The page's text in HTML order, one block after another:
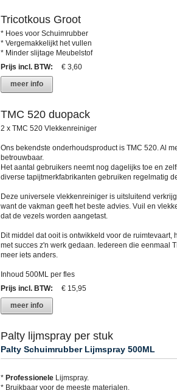
Tricotkous Groot
* Hoes voor Schuimrubber
* Vergemakkelijkt het vullen
* Minder slijtage Meubelstof
Prijs incl. BTW:
€ 3,60
meer info
TMC 520 duopack
2 x TMC 520 Vlekkenreiniger
Ons bekendste onderhoudsproduct is TMC 520. Al
betrouwbaar.
Het aantal gebruikers neemt nog dagelijks toe en
diverse tapijtmerkfabrikanten gebruiken regelmatig
Deze universele vlekkenreiniger is uitsluitend
want de vakman geeft het beste advies. Vuil en
dat de vezels worden aangetast.
Dit middel dat ooit is ontwikkeld voor de ruimtevaart,
met succes z'n werk gedaan. Iedereen die eenmaal
meer iets anders.
Inhoud 500ML per fles
Prijs incl. BTW:
€ 15,95
meer info
Palty lijmspray per stuk
Palty Schuimrubber Lijmspray 500ML
* ProfessioneleLijmspray.
* Bruikbaar voor de meeste materialen.